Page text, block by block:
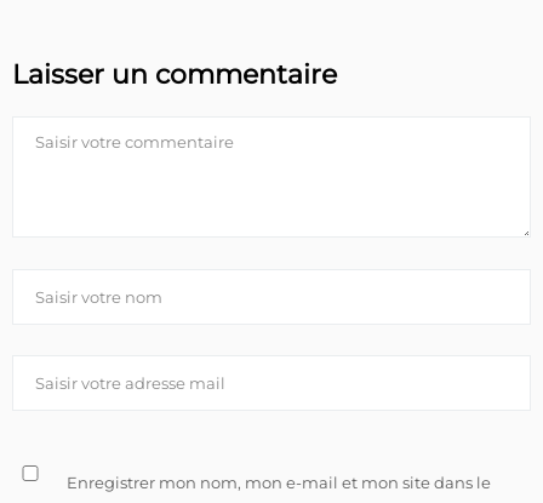
Laisser un commentaire
Enregistrer mon nom, mon e-mail et mon site dans le